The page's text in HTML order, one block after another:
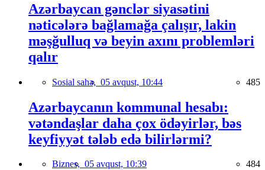
Azərbaycan gənclər siyasətini
nəticələrə bağlamağa çalışır, lakin
məşğulluq və beyin axını problemləri
qalır
Sosial sahə, 05 avqust, 10:44 485
Azərbaycanın kommunal hesabı:
vətəndaşlar daha çox ödəyirlər, bəs
keyfiyyət tələb edə bilirlərmi?
Biznes, 05 avqust, 10:39 484